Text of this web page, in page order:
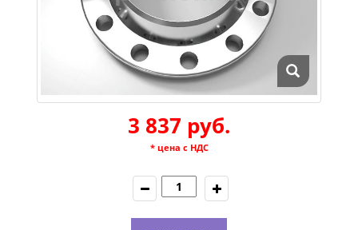
3 837 руб.
* цена с НДС